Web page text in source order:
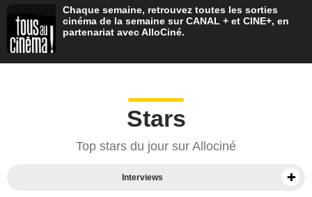
Chaque semaine, retrouvez toutes les sorties
cinéma de la semaine sur CANAL + et CINE+, en
partenariat avec AlloCiné.
Stars
Top stars du jour sur Allociné
Interviews